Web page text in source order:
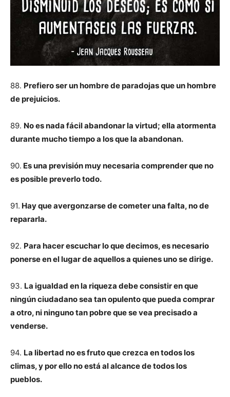
88. Prefiero ser un hombre de paradojas que un hombre
de prejuicios.
89. No es nada fácil abandonar la virtud; ella atormenta
durante mucho tiempo a los que la abandonan.
90. Es una previsión muy necesaria comprender que no
es posible preverlo todo.
91. Hay que avergonzarse de cometer una falta, no de
repararla.
92. Para hacer escuchar lo que decimos, es necesario
ponerse en el lugar de aquellos a quienes uno se dirige.
93. La igualdad en la riqueza debe consistir en que
ningún ciudadano sea tan opulento que pueda comprar
a otro, ni ninguno tan pobre que se vea precisado a
venderse.
94. La libertad no es fruto que crezca en todos los
climas, y por ello no está al alcance de todos los
pueblos.